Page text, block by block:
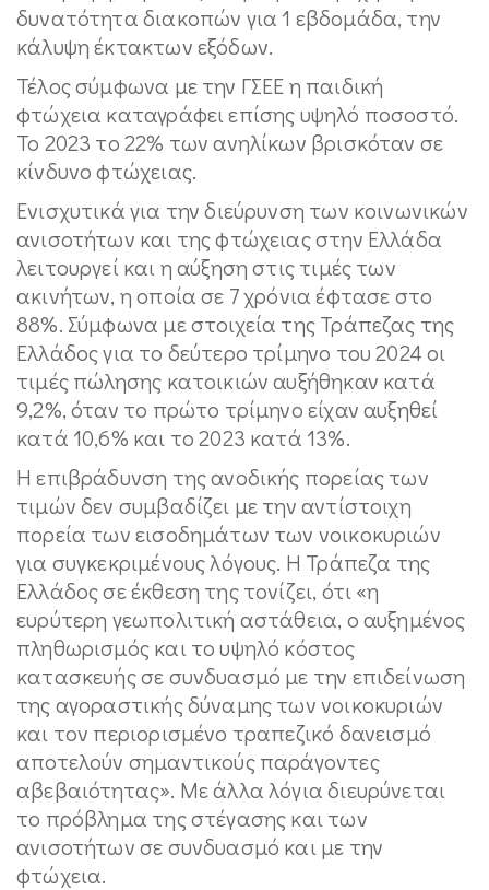
δυνατότητα διακοπών για 1 εβδομάδα, την
κάλυψη έκτακτων εξόδων.
Τέλος σύμφωνα με την ΓΣΕΕ η παιδική
φτώχεια καταγράφει επίσης υψηλό ποσοστό.
Το 2023 το 22% των ανηλίκων βρισκόταν σε
κίνδυνο φτώχειας.
Ενισχυτικά για την διεύρυνση των κοινωνικών
ανισοτήτων και της φτώχειας στην Ελλάδα
λειτουργεί και η αύξηση στις τιμές των
ακινήτων, η οποία σε 7 χρόνια έφτασε στο
88%. Σύμφωνα με στοιχεία της Τράπεζας της
Ελλάδος για το δεύτερο τρίμηνο του 2024 οι
τιμές πώλησης κατοικιών αυξήθηκαν κατά
9,2%, όταν το πρώτο τρίμηνο είχαν αυξηθεί
κατά 10,6% και το 2023 κατά 13%.
Η επιβράδυνση της ανοδικής πορείας των
τιμών δεν συμβαδίζει με την αντίστοιχη
πορεία των εισοδημάτων των νοικοκυριών
για συγκεκριμένους λόγους. Η Τράπεζα της
Ελλάδος σε έκθεση της τονίζει, ότι «η
ευρύτερη γεωπολιτική αστάθεια, ο αυξημένος
πληθωρισμός και το υψηλό κόστος
κατασκευής σε συνδυασμό με την επιδείνωση
της αγοραστικής δύναμης των νοικοκυριών
και τον περιορισμένο τραπεζικό δανεισμό
αποτελούν σημαντικούς παράγοντες
αβεβαιότητας». Με άλλα λόγια διευρύνεται
το πρόβλημα της στέγασης και των
ανισοτήτων σε συνδυασμό και με την
φτώχεια.